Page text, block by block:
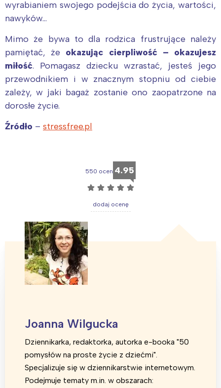
wyrabianiem swojego podejścia do życia, wartości,
nawyków…
Mimo że bywa to dla rodzica frustrujące należy
pamiętać, że okazując cierpliwość – okazujesz
miłość.
Pomagasz dziecku wzrastać, jesteś jego
przewodnikiem i w znacznym stopniu od ciebie
zależy, w jaki bagaż zostanie ono zaopatrzone na
dorosłe życie.
Źródło – stressfree.pl
550 ocen 4.95
☆ ☆ ☆ ☆ ☆
dodaj ocenę
Joanna Wilgucka
Dziennikarka, redaktorka, autorka e-booka "50
pomysłów na proste życie z dziećmi".
Specjalizuje się w dziennikarstwie internetowym.
Podejmuje tematy m.in. w obszarach:
Interesują mnie wydarzenia z
Kraków
Południe
Północ
Wszystkie